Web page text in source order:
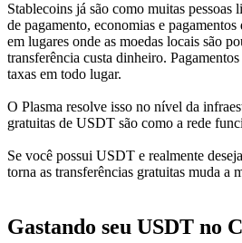
Stablecoins já são como muitas pessoas
de pagamento, economias e
em lugares onde as moedas locais são
transferência custa dinheiro.
taxas em todo lugar.
O Plasma resolve isso no nível da
gratuitas de USDT são como a rede
Se você possui USDT e realmente
torna as transferências gratuitas muda a
Gastando seu USDT no